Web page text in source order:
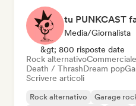
tu PUNKCAST
Media/Giornalista
&gt; 800 risposte date
Rock alternativo
Death / ThrashDream pop
Scrivere articoli
Rock alternativo Garage